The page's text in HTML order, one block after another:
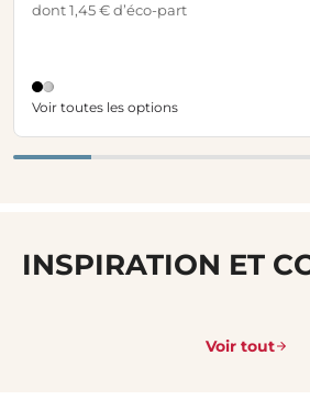
dont 1,45 € d’éco-part
Voir toutes les options
INSPIRATION ET
Voir tout